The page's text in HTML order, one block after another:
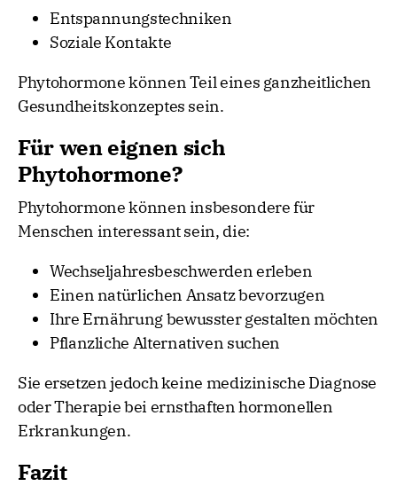
Entspannungstechniken
Soziale Kontakte
Phytohormone können Teil eines ganzheitlichen
Gesundheitskonzeptes sein.
Für wen eignen sich
Phytohormone?
Phytohormone können insbesondere für
Menschen interessant sein, die:
Wechseljahresbeschwerden erleben
Einen natürlichen Ansatz bevorzugen
Ihre Ernährung bewusster gestalten möchten
Pflanzliche Alternativen suchen
Sie ersetzen jedoch keine medizinische Diagnose
oder Therapie bei ernsthaften hormonellen
Erkrankungen.
Fazit